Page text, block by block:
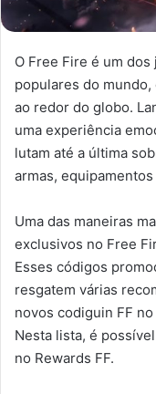
O Free Fire é um dos
populares do
ao redor do globo.
uma experiência
lutam até a última
armas,
Uma das maneiras
exclusivos no Free
Esses códigos
resgatem várias
novos codiguin FF
Nesta lista, é
no Rewards FF.